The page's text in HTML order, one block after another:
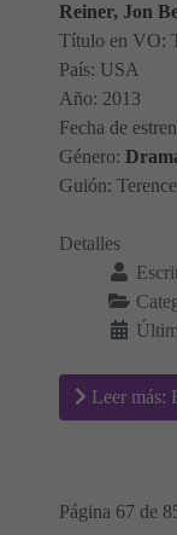
Reiner, Jon
Título en VO:
País: USA
Año: 2013
Fecha de
Género:
Guión:
Detalles
Leer más:
Página 67 de